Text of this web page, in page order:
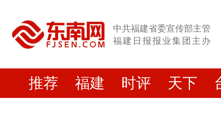
中共福建省委宣传部主管
福建日报报业集团主办
推荐 福建 时评 天下